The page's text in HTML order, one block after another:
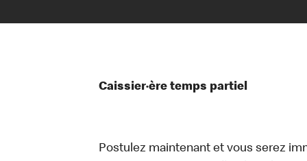
Caissier·ère temps partiel
Postulez maintenant et vous serez